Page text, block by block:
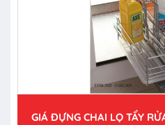
GIÁ ĐỰNG CHAI LỌ TẨY